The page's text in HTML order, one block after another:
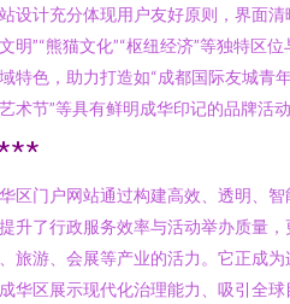
设计充分体现用户友好原则，界面
明”“熊猫文化”“枢纽经济”等独特区
特色，助力打造如“成都国际友城青
术节”等具有鲜明成华印记的品牌活动
区门户网站通过构建高效、透明、
升了行政服务效率与活动举办质量
旅游、会展等产业的活力。它正成
华区展示现代化治理能力、吸引全